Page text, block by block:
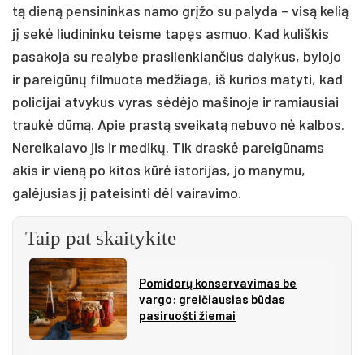
tą dieną pensininkas namo grįžo su palyda – visą kelią
jį sekė liudininku teisme tapęs asmuo. Kad kuliškis
pasakoja su realybe prasilenkiančius dalykus, bylojo
ir pareigūnų filmuota medžiaga, iš kurios matyti, kad
policijai atvykus vyras sėdėjo mašinoje ir ramiausiai
traukė dūmą. Apie prastą sveikatą nebuvo nė kalbos.
Nereikalavo jis ir medikų. Tik draskė pareigūnams
akis ir vieną po kitos kūrė istorijas, jo manymu,
galėjusias jį pateisinti dėl vairavimo.
Taip pat skaitykite
Pomidorų konservavimas be
vargo: greičiausias būdas
pasiruošti žiemai